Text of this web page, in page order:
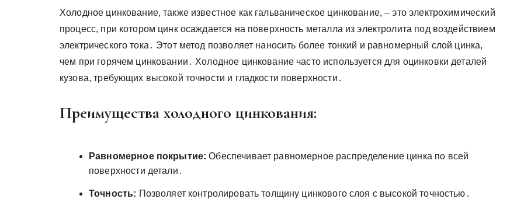
Холодное цинкование, также известное как гальваническое цинкование, – это электрохимический
процесс, при котором цинк осаждается на поверхность металла из электролита под воздействием
электрического тока․ Этот метод позволяет наносить более тонкий и равномерный слой цинка,
чем при горячем цинковании․ Холодное цинкование часто используется для оцинковки деталей
кузова, требующих высокой точности и гладкости поверхности․
Преимущества холодного цинкования:
Равномерное покрытие: Обеспечивает равномерное распределение цинка по всей
поверхности детали․
Точность: Позволяет контролировать толщину цинкового слоя с высокой точностью․